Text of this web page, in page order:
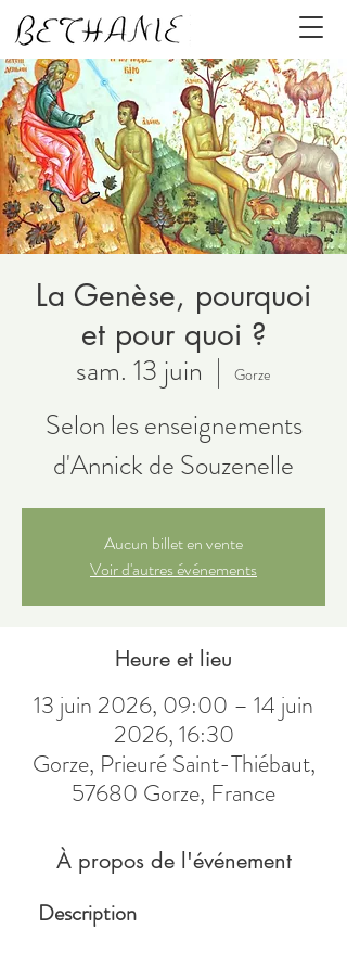
La Genèse, pourquoi
et pour quoi ?
sam. 13 juin
  |
Gorze
Selon les enseignements
d'Annick de Souzenelle
Aucun billet en vente
Voir d'autres événements
Heure et lieu
13 juin 2026, 09:00 – 14 juin
2026, 16:30
Gorze, Prieuré Saint-Thiébaut,
57680 Gorze, France
À propos de l'événement
Description